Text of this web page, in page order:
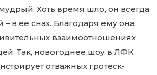
Хоть время шло, он всегда
– в ее снах. Благодаря ему она
взаимоотношениях
Так, новогоднее шоу в ЛФК
отважных гротеск-